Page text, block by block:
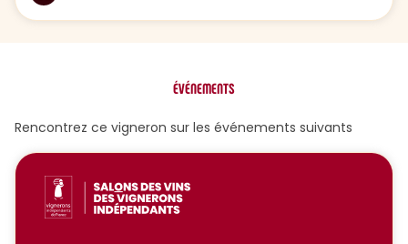
ÉVÉNEMENTS
Rencontrez ce vigneron sur les événements suivants